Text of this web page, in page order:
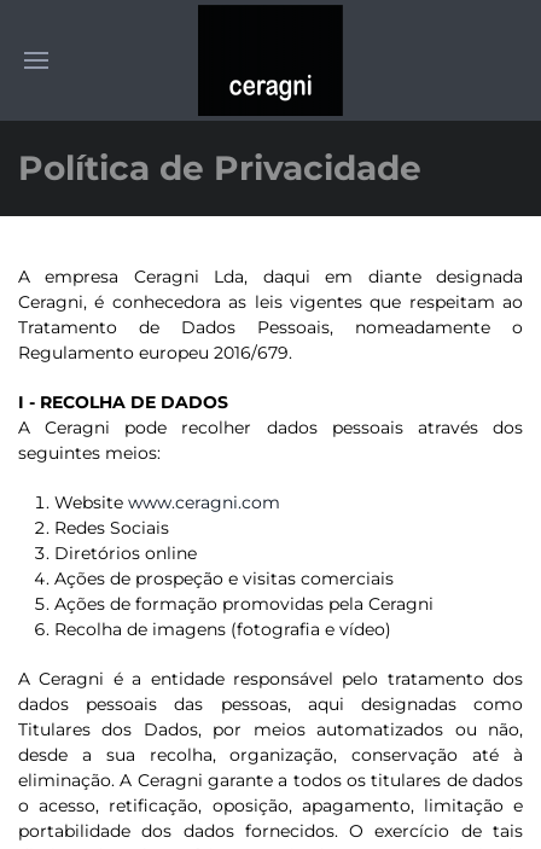
Política de Privacidade
A empresa Ceragni Lda, daqui em diante designada
Ceragni, é conhecedora as leis vigentes que respeitam ao
Tratamento de Dados Pessoais, nomeadamente o
Regulamento europeu 2016/679.
I - RECOLHA DE DADOS
A Ceragni pode recolher dados pessoais através dos
seguintes meios:
Website www.ceragni.com
Redes Sociais
Diretórios online
Ações de prospeção e visitas comerciais
Ações de formação promovidas pela Ceragni
Recolha de imagens (fotografia e vídeo)
A Ceragni é a entidade responsável pelo tratamento dos
dados pessoais das pessoas, aqui designadas como
Titulares dos Dados, por meios automatizados ou não,
desde a sua recolha, organização, conservação até à
eliminação. A Ceragni garante a todos os titulares de dados
o acesso, retificação, oposição, apagamento, limitação e
portabilidade dos dados fornecidos. O exercício de tais